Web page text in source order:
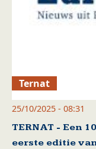
Ternat
25/10/2025 - 08:31
TERNAT - Een
eerste editie